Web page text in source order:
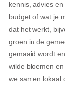
kennis, advies
budget of wat je
dat het werkt,
groen in de
gemaaid wordt
wilde bloemen
we samen lokaal